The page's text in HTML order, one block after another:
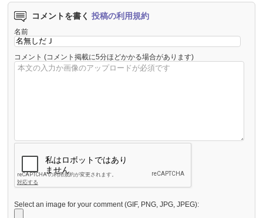
コメントを書く 投稿の利用規約
名前
コメント (コメント掲載に5分ほどかかる場合があります)
Select an image for your comment (GIF, PNG, JPG, JPEG):